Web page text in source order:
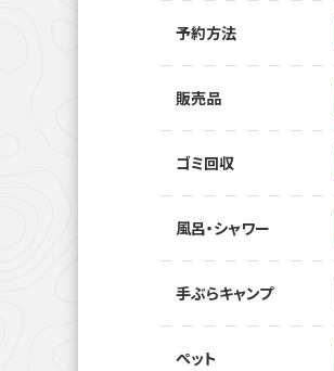
予約方法
販売品
ゴミ回収
風呂・シャワー
手ぶらキャンプ
ペット